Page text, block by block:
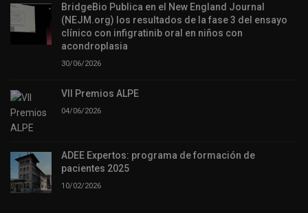
BridgeBio Publica en el New England Journal
(NEJM.org) los resultados de la fase 3 del ensayo
clínico con infigratinib oral en niños con
acondroplasia
30/06/2026
VII Premios ALPE
04/06/2026
ADEE Expertos: programa de formación de
pacientes 2025
10/02/2026